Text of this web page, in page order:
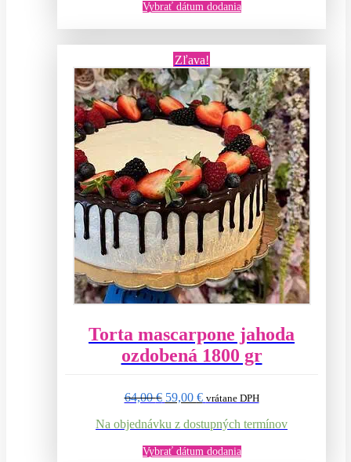
Vybrať dátum dodania
Zľava!
Torta mascarpone jahoda
ozdobená 1800 gr
64,00€ Pôvodná
bola:
59,00 €Aktuálna
je:
vrátane DPH
Na objednávku z dostupných termínov
Vybrať dátum dodania